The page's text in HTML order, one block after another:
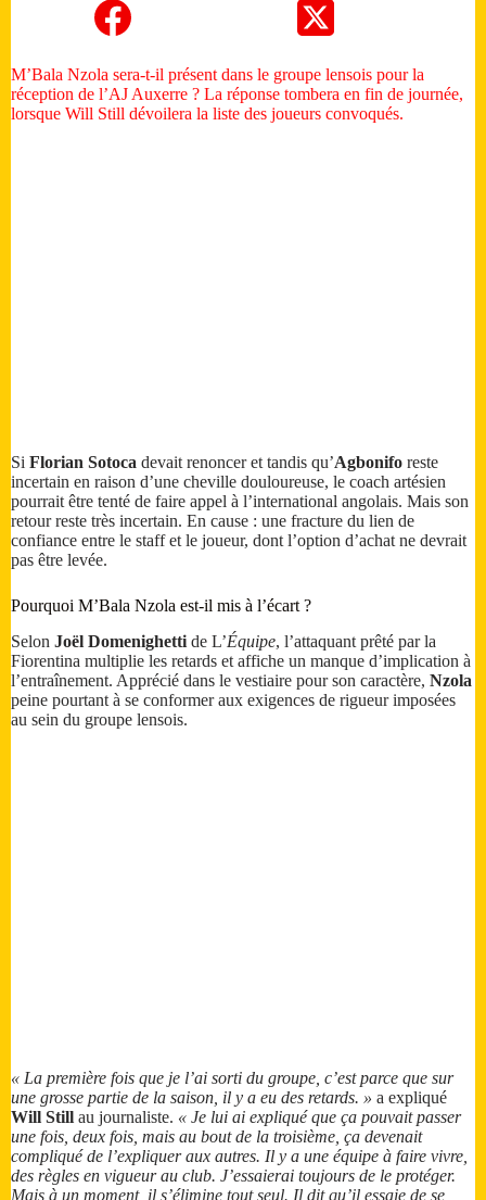
M’Bala Nzola sera-t-il présent dans le groupe lensois pour la
réception de l’AJ Auxerre ? La réponse tombera en fin de journée,
lorsque Will Still dévoilera la liste des joueurs convoqués.
Si Florian Sotoca devait renoncer et tandis qu’Agbonifo reste
incertain en raison d’une cheville douloureuse, le coach artésien
pourrait être tenté de faire appel à l’international angolais. Mais son
retour reste très incertain. En cause : une fracture du lien de
confiance entre le staff et le joueur, dont l’option d’achat ne devrait
pas être levée.
Pourquoi M’Bala Nzola est-il mis à l’écart ?
Selon Joël Domenighetti de L’Équipe, l’attaquant prêté par la
Fiorentina multiplie les retards et affiche un manque d’implication à
l’entraînement. Apprécié dans le vestiaire pour son caractère, Nzola
peine pourtant à se conformer aux exigences de rigueur imposées
au sein du groupe lensois.
« La première fois que je l’ai sorti du groupe, c’est parce que sur
une grosse partie de la saison, il y a eu des retards. » a expliqué
Will Still au journaliste. « Je lui ai expliqué que ça pouvait passer
une fois, deux fois, mais au bout de la troisième, ça devenait
compliqué de l’expliquer aux autres. Il y a une équipe à faire vivre,
des règles en vigueur au club. J’essaierai toujours de le protéger.
Mais à un moment, il s’élimine tout seul. Il dit qu’il essaie de se